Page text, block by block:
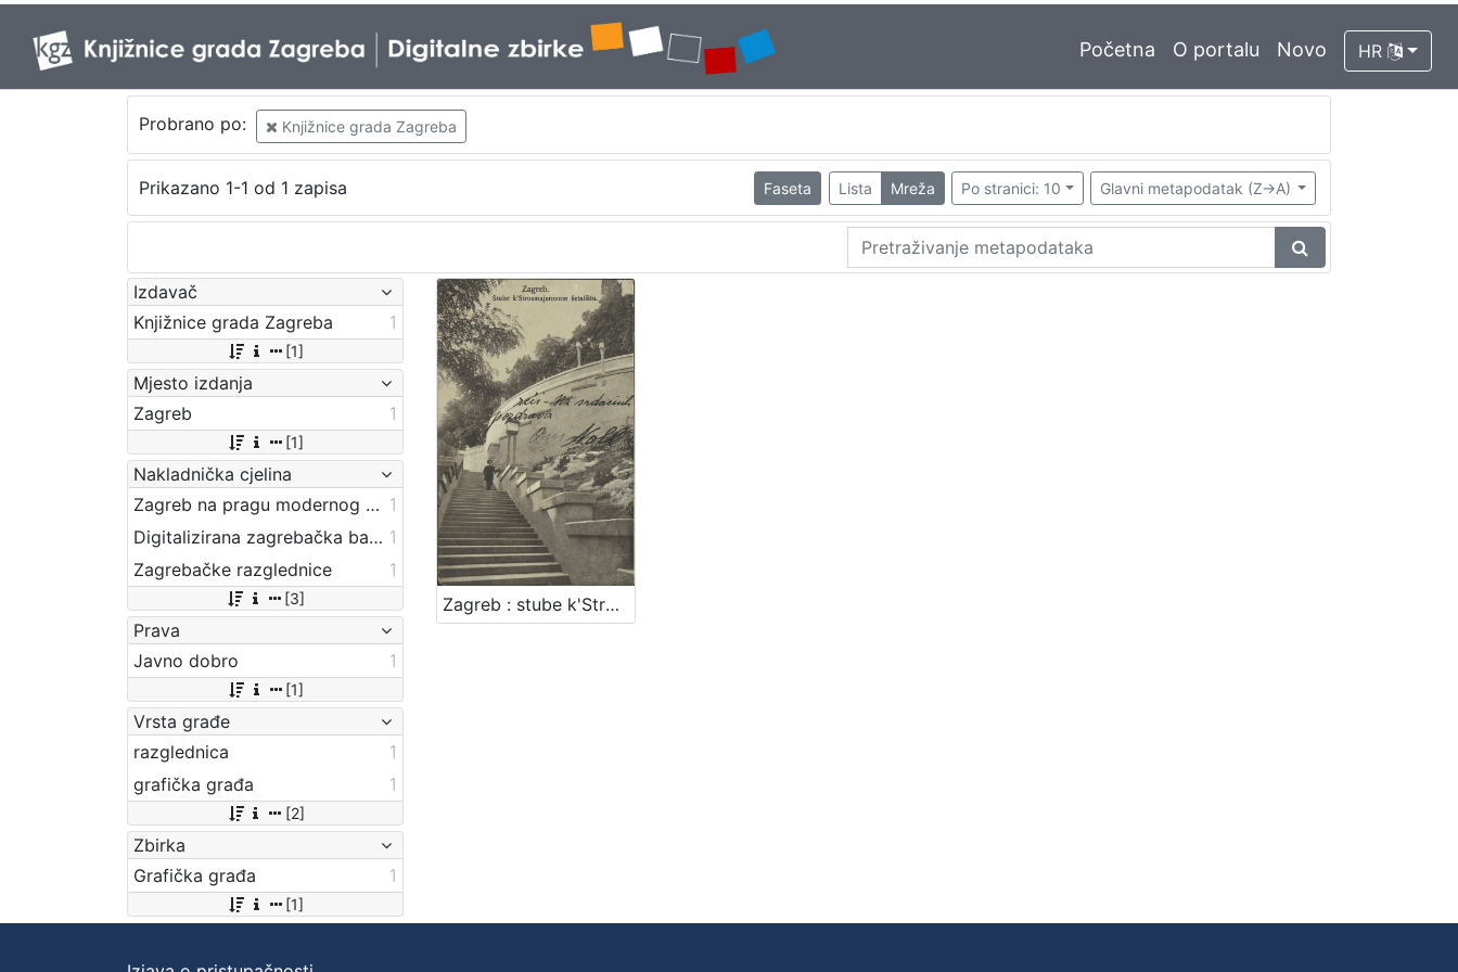
Početna O portalu Novo HR
Probrano po: Knjižnice grada Zagreba
Prikazano 1-1 od 1 zapisa Faseta Lista Mreža Po stranici: 10 Glavni metapodatak (Z->A)
Izdavač
Knjižnice grada Zagreba
1
[1]
Mjesto izdanja
Zagreb
1
[1]
Nakladnička cjelina
Zagreb na pragu modernog doba 1
Digitalizirana zagrebačka baština 1
Zagrebačke razglednice
1
[3]
Prava
Javno dobro
1
[1]
Vrsta građe
razglednica
1
grafička građa
1
[2]
Zbirka
Grafička građa
1
[1]
Zagreb : stube k'Strosmjerovom šetalištu